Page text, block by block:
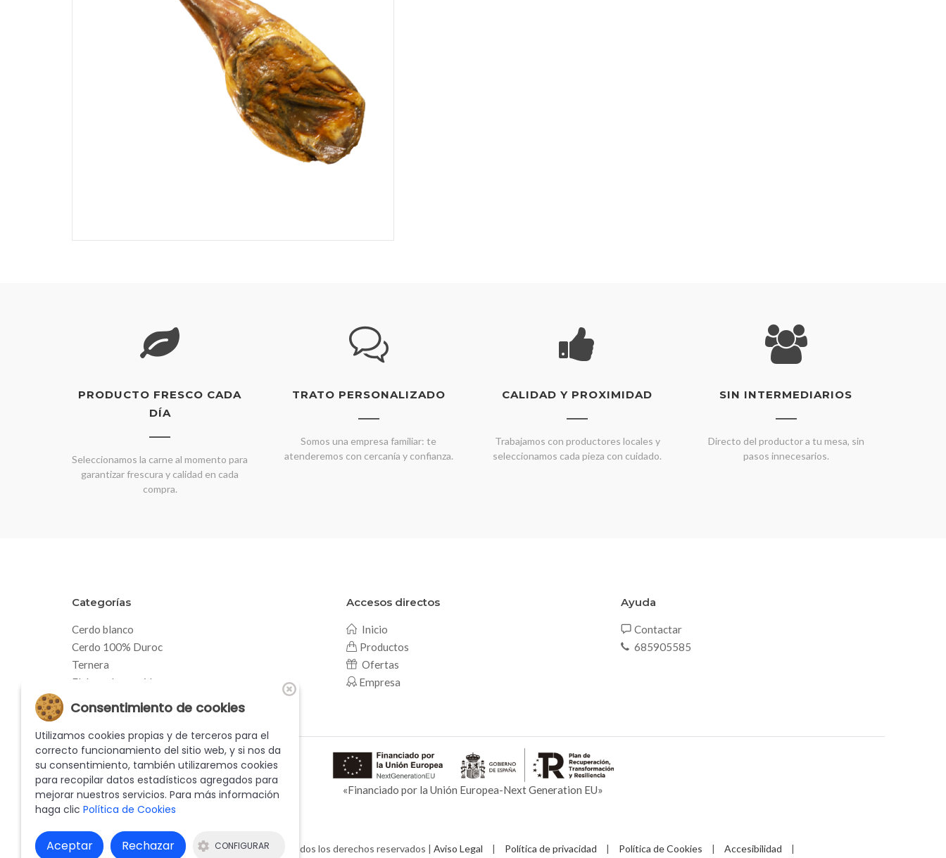
PRODUCTO FRESCO CADA
DÍA
Seleccionamos la carne al momento para
garantizar frescura y calidad en cada
compra.
TRATO PERSONALIZADO
Somos una empresa familiar: te
atenderemos con cercanía y confianza.
CALIDAD Y PROXIMIDAD
Trabajamos con productores locales y
seleccionamos cada pieza con cuidado.
SIN INTERMEDIARIOS
Directo del productor a tu mesa, sin
pasos innecesarios.
Categorías
Cerdo blanco
Cerdo 100% Duroc
Ternera
Elaborados cocidos
Elaborados frescos
Accesos directos
Inicio
Productos
Ofertas
Empresa
Ayuda
Contactar
685905585
«Financiado por la Unión Europea-Next Generation EU»
© 2026 RABERT CARNS, S.L. - Todos los derechos reservados | Aviso Legal | Política de privacidad | Política de Cookies | Accesibilidad |
Consentimiento de cookies
Utilizamos cookies propias y de terceros para el
correcto funcionamiento del sitio web, y si nos da
su consentimiento, también utilizaremos cookies
para recopilar datos estadísticos agregados para
mejorar nuestros servicios. Para más información
haga clic Política de Cookies
Aceptar Rechazar CONFIGURAR